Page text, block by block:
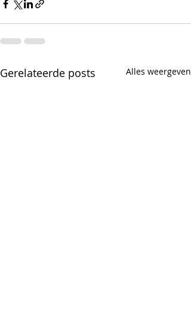
Gerelateerde posts Alles weergeven